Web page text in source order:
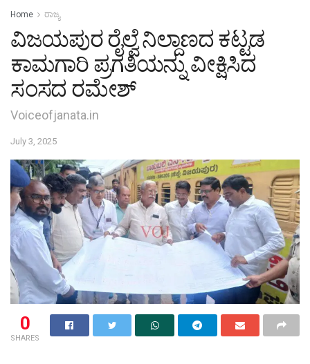
Home ರಾಜ್ಯ
ವಿಜಯಪುರ ರೈಲ್ವೆ ನಿಲ್ದಾಣದ ಕಟ್ಟಡ
ಕಾಮಗಾರಿ ಪ್ರಗತಿಯನ್ನು ವೀಕ್ಷಿಸಿದ
ಸಂಸದ ರಮೇಶ್
Voiceofjanata.in
July 3, 2025
0
SHARES